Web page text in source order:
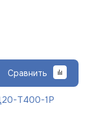
Сравнить
Т400-1Р